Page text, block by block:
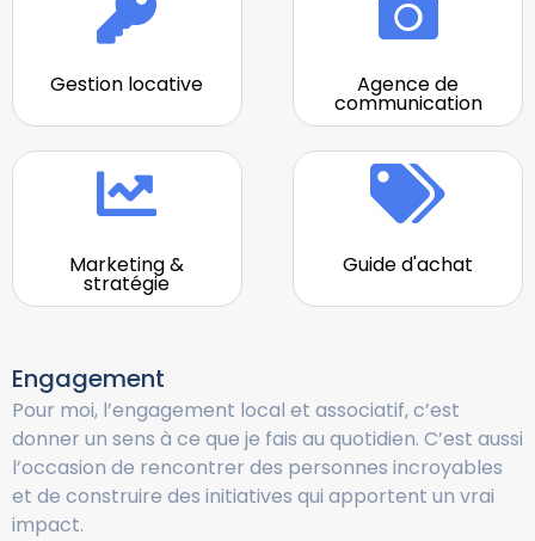
Gestion locative Agence de
communication
Marketing &
stratégie
Guide d'achat
Engagement
Pour moi, l’engagement local et associatif, c’est
donner un sens à ce que je fais au quotidien. C’est aussi
l’occasion de rencontrer des personnes incroyables
et de construire des initiatives qui apportent un vrai
impact.